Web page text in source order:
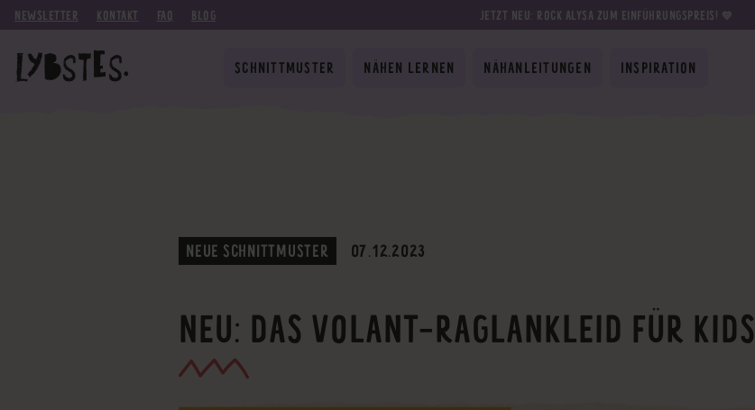
NEWSLETTER KONTAKT FAQ BLOG JETZT NEU: ROCK ALYSA ZUM EINFÜHRUNGSPREIS! 💛
SCHNITTMUSTER NÄHEN LERNEN NÄHANLEITUNGEN INSPIRATION
NEUE SCHNITTMUSTER 07.12.2023
NEU: DAS VOLANT-RAGLANKLEID FÜR KIDS